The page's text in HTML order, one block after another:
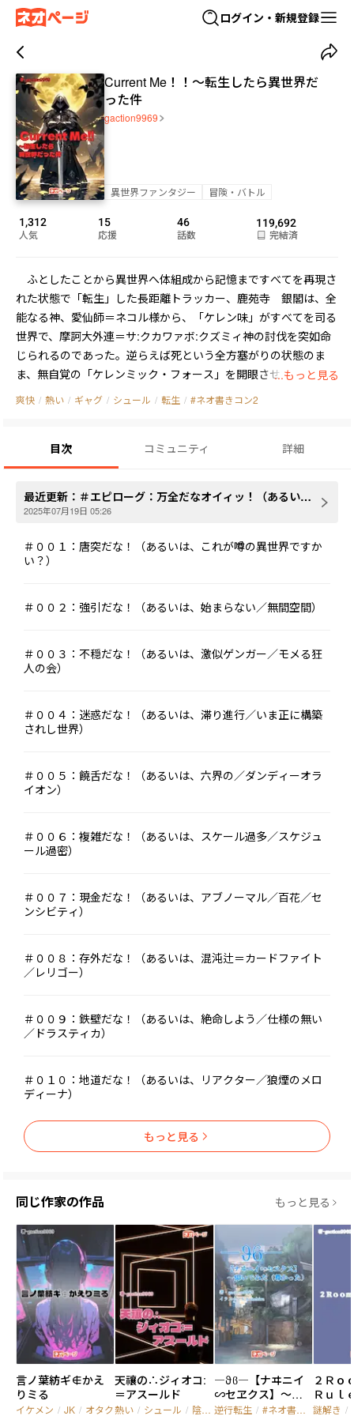
ログイン・新規登録
Current Me！！～転生したら異世界だ
った件
gaction9969
異世界ファンタジー 冒険・バトル
1,312
人気
15
応援
46
話数
119,692
完結済
ふとしたことから異世界へ体組成から記憶まですべてを再現さ
れた状態で「転生」した長距離トラッカー、鹿苑寺　銀閣は、全
能なる神、愛仙師＝ネコル様から、「ケレン味」がすべてを司る
世界で、摩訶大外連＝サ:クカワァボ:クズミィ神の討伐を突如命
じられるのであった。逆らえば死という全方塞がりの状態のま
ま、無自覚の「ケレンミック・フォース」を開眼させていく銀
閣。さあ、まったく目的や意図を見せない世界そのものをもぶっ
...もっと見る
爽快 / 熱い / ギャグ / シュール / 転生 / #ネオ書きコン2
目次 コミュニティ 詳細
最近更新： ＃エピローグ：万全だなオイィッ！（あるいは、これが噂の違世界ですタイ！（次藤？）
2025年07月19日 05:26
＃００１：唐突だな！（あるいは、これが噂の異世界ですか
い？）
＃００２：強引だな！（あるいは、始まらない／無間空間）
＃００３：不穏だな！（あるいは、激似ゲンガー／モメる狂
人の会）
＃００４：迷惑だな！（あるいは、滞り進行／いま正に構築
されし世界）
＃００５：饒舌だな！（あるいは、六界の／ダンディーオラ
イオン）
＃００６：複雑だな！（あるいは、スケール過多／スケジュ
ール過密）
＃００７：現金だな！（あるいは、アブノーマル／百花／セ
ンシビティ）
＃００８：存外だな！（あるいは、混沌辻＝カードファイト
／レリゴー）
＃００９：鉄壁だな！（あるいは、絶命しよう／仕様の無い
／ドラスティカ）
＃０１０：地道だな！（あるいは、リアクター／狼煙のメロ
ディーナ）
もっと見る
同じ作家の作品 もっと見る
言ノ葉紡ギ∉かえ
りミる
イケメン / JK / オタク
天禳の∴ジィオコ:
＝アスールド
熱い / シュール / 陰キャ
―ϑϐ―【ナヰニイ
∽セヱクス】～仰
いでみた（尊かっ
逆行転生 / #ネオ書きコン3
２Ｒｏ
Ｒｕｌ
謎解き /